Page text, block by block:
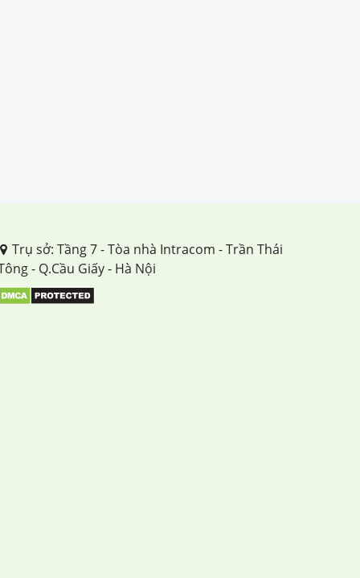
Trụ sở: Tầng 7 - Tòa nhà Intracom - Trần Thái
- Q.Cầu Giấy - Hà Nội